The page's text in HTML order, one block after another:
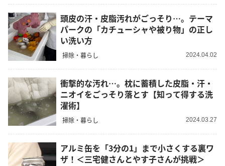
頭皮の汗・皮脂汚れがごっそり…。テーマ
パークの「カチューシャや被り物」の正し
い洗い方
掃除・暮らし 2024.04.02
衝撃的な汚れ…。枕に蓄積した皮脂・汗・
ニオイをごっそり落とす【知って得する洗
濯術】
掃除・暮らし 2024.03.27
アルミ缶を「3分の1」まで小さくする裏ワ
ザ！＜三宅健さんとやす子さんが挑戦＞